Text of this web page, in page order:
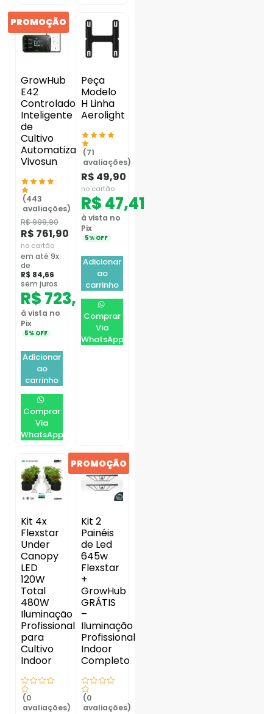
PROMOÇÃO
GrowHub
E42
Controlador
Inteligente
de
Cultivo
Automatizado
Vivosun
(443
avaliações)
R$999,90
R$ 761,90
no cartão
em até 9x
de
R$ 84,66
sem juros
R$723,81
à vista no
Pix
5% OFF
Adicionar
ao
carrinho
Comprar
Via
WhatsApp
Peça
Modelo
H Linha
Aerolight
(71
avaliações)
R$ 49,90
no cartão
R$47,41
à vista no
Pix
5% OFF
Adicionar
ao
carrinho
Comprar
Via
WhatsApp
Kit 4x
Flexstar
Under
Canopy
LED
120W
Total
480W
Iluminação
Profissional
para
Cultivo
Indoor
(0
avaliações)
PROMOÇÃO
Kit 2
Painéis
de Led
645w
Flexstar
+
GrowHub
GRÁTIS
–
Iluminação
Profissional
Indoor
Completo
(0
avaliações)